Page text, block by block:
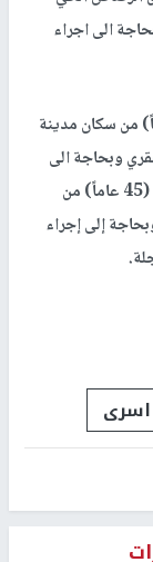
الى اجراء
أن الأسير شادي ابو شخدم (39 عاماً) من سكان مدينة
وبحاجة الى
عملية جراحية، فيما يعاني الأسير أيمن عثمان جعيم (45 عاماً) من
إلى إجراء
اسرى